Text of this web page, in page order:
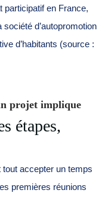
participatif en France,
d’autopromotion
d’habitants (source :
projet implique
étapes,
tout accepter un temps
premières réunions